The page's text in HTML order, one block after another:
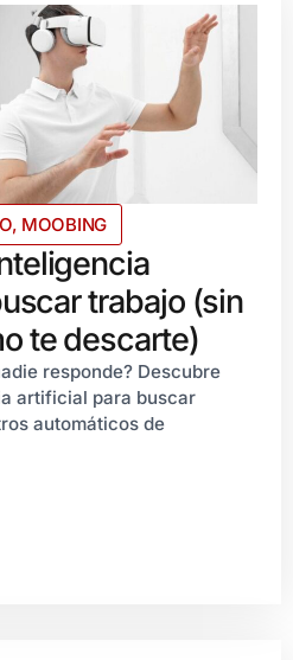
, MOOBING
trabajo (sin
te descarte)
responde? Descubre
artificial para buscar
automáticos de